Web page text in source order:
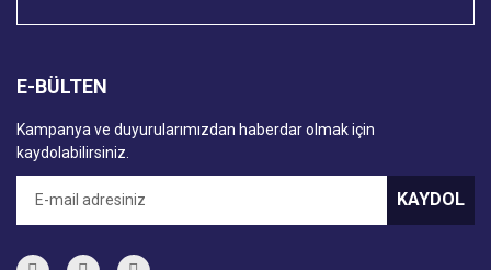
E-BÜLTEN
Kampanya ve duyurularımızdan haberdar olmak için
kaydolabilirsiniz.
KAYDOL